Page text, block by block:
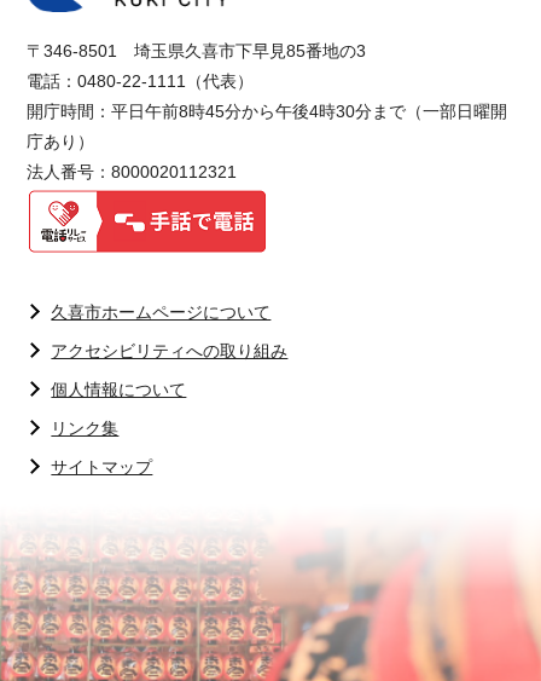
〒346-8501 埼玉県久喜市下早見85番地の3
電話：0480-22-1111（代表）
開庁時間：平日午前8時45分から午後4時30分まで（一部日曜開
庁あり）
法人番号：8000020112321
久喜市ホームページについて
アクセシビリティへの取り組み
個人情報について
リンク集
サイトマップ